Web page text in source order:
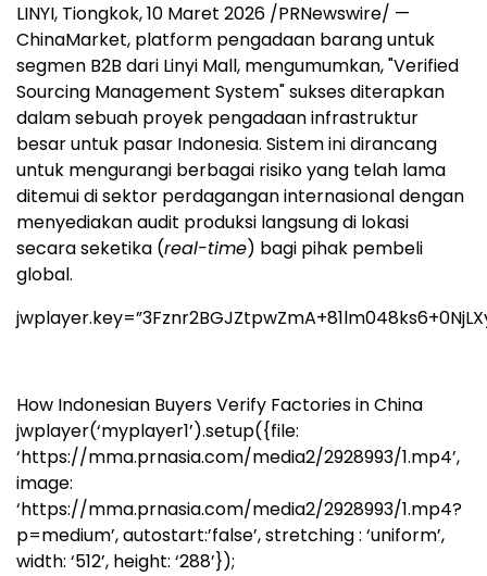
LINYI, Tiongkok, 10 Maret 2026 /PRNewswire/ —
ChinaMarket, platform pengadaan barang untuk
segmen B2B dari Linyi Mall, mengumumkan, "Verified
Sourcing Management System" sukses diterapkan
dalam sebuah proyek pengadaan infrastruktur
besar untuk pasar Indonesia. Sistem ini dirancang
untuk mengurangi berbagai risiko yang telah lama
ditemui di sektor perdagangan internasional dengan
menyediakan audit produksi langsung di lokasi
secara seketika (real-time) bagi pihak pembeli
global.
How Indonesian Buyers Verify Factories in China
jwplayer(‘myplayer1’).setup({file:
‘https://mma.prnasia.com/media2/2928993/1.mp4’,
image:
‘https://mma.prnasia.com/media2/2928993/1.mp4?
p=medium’, autostart:’false’, stretching : ‘uniform’,
width: ‘512’, height: ‘288’});